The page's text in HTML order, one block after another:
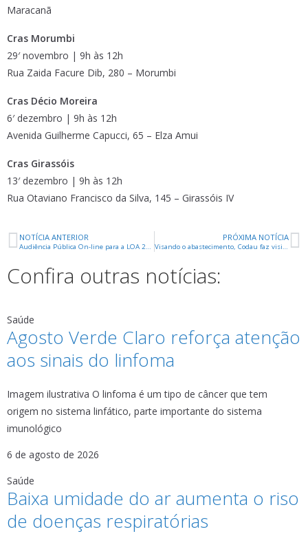
Maracanã
Cras Morumbi
29′ novembro | 9h às 12h
Rua Zaida Facure Dib, 280 – Morumbi
Cras Décio Moreira
6′ dezembro | 9h às 12h
Avenida Guilherme Capucci, 65 – Elza Amui
Cras Girassóis
13′ dezembro | 9h às 12h
Rua Otaviano Francisco da Silva, 145 – Girassóis IV
NOTÍCIA ANTERIOR
Audiência Pública On-line para a LOA 2025 vai até a próxima quinta
PRÓXIMA NOTÍCIA
Visando o abastecimento, Codau faz visitas aos irrigantes do rio Claro
Confira outras notícias:
Saúde
Agosto Verde Claro reforça atenção
aos sinais do linfoma
Imagem ilustrativa O linfoma é um tipo de câncer que tem
origem no sistema linfático, parte importante do sistema
imunológico
6 de agosto de 2026
Saúde
Baixa umidade do ar aumenta o riso
de doenças respiratórias